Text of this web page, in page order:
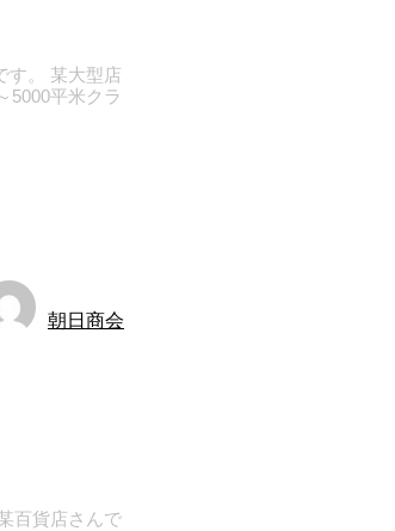
す。 某大型店
5000平米クラ
朝日商会
百貨店さんで